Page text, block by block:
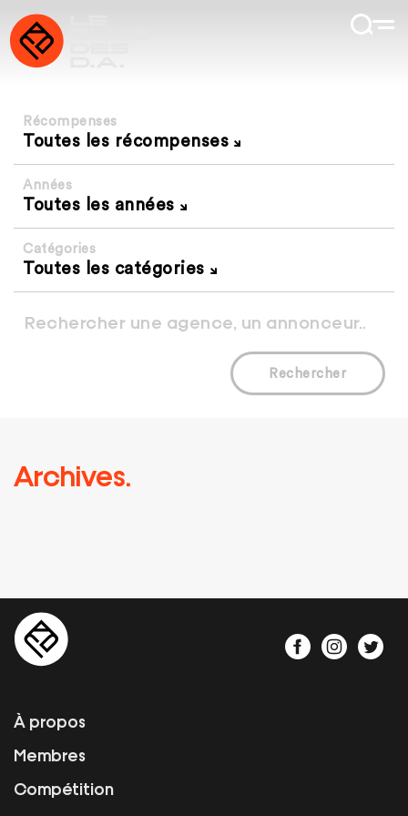
Récompenses
Toutes les récompenses
Années
Toutes les années
Catégories
Toutes les catégories
Rechercher
Archives.
À propos
Membres
Compétition